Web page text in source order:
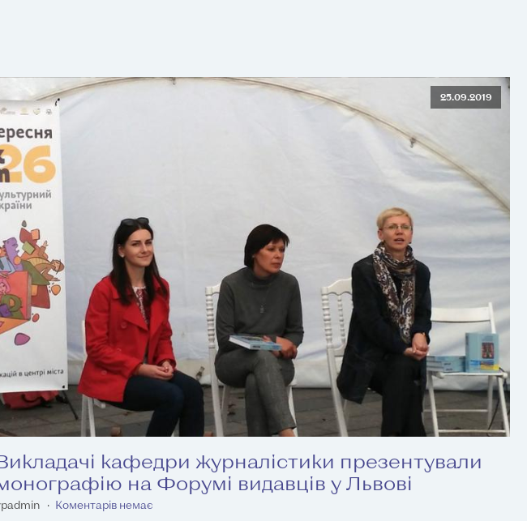
25.09.2019
кафедри журналістики презентували
на Форумі видавців у Львові
Коментарів немає